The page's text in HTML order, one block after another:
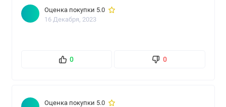
Оценка покупки 5.0
16 Декабря, 2023
0 0
Оценка покупки 5.0